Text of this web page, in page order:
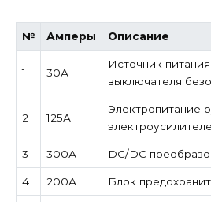
№ Амперы Описание
1 30А
Источник
выключателя
2 125А
Электропитание
3 300А DC/DC
4 200А Блок